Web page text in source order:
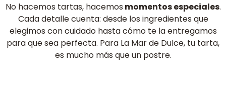
No hacemos tartas, hacemos momentos especiales.
Cada detalle cuenta: desde los ingredientes que
elegimos con cuidado hasta cómo te la entregamos
para que sea perfecta. Para La Mar de Dulce, tu tarta,
es mucho más que un postre.